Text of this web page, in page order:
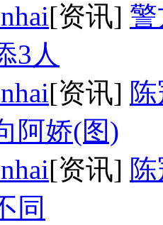
[资讯]
3人
[资讯]
阿娇(图)
[资讯]
同